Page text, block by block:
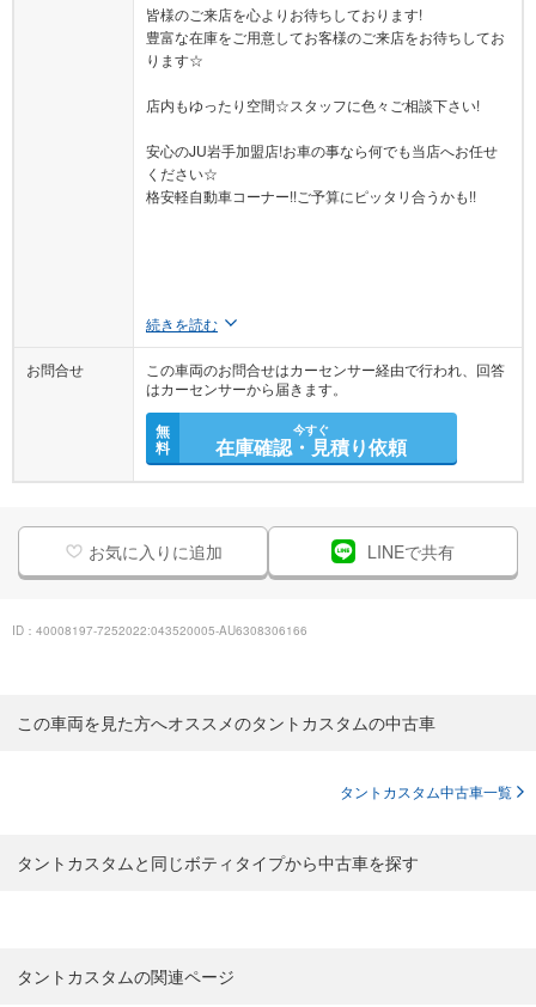
皆様のご来店を心よりお待ちしております!
豊富な在庫をご用意してお客様のご来店をお待ちしてお
ります☆
店内もゆったり空間☆スタッフに色々ご相談下さい!
安心のJU岩手加盟店!お車の事なら何でも当店へお任せ
ください☆
格安軽自動車コーナー!!ご予算にピッタリ合うかも!!
続きを読む
お問合せ
この車両のお問合せはカーセンサー経由で行われ、回答
はカーセンサーから届きます。
無
料
今すぐ
在庫確認・見積り依頼
お気に入りに追加 LINEで共有
ID：40008197-7252022:043520005-AU6308306166
この車両を見た方へオススメのタントカスタムの中古車
タントカスタム中古車一覧
タントカスタムと同じボティタイプから中古車を探す
タントカスタムの関連ページ